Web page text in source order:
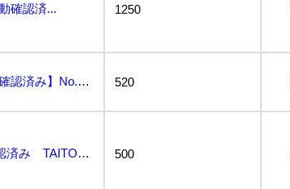
確認済... 1250
ゴルフッ子オープン ファミコンソフト FC 箱 取説付き 【動作確認済み】No.あ251... 520
FC ゴルフッ子オープン 箱・説明書・ハガキ付き 動作確認済み TAITO タイトー ファミコン... 500